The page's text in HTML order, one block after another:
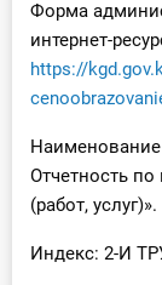
Форма
интернет-
https://
Отчетность
(работ, услуг)».
Индекс: 2-И